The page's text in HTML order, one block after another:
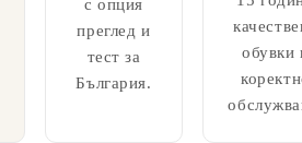
с опция
преглед и
тест за
България.
обувки